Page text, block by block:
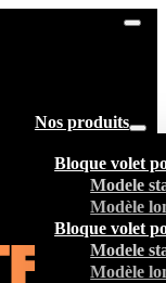
Nos produits
Bloque volet
Modele
Modèle
Bloque volet
Modele
Modèle